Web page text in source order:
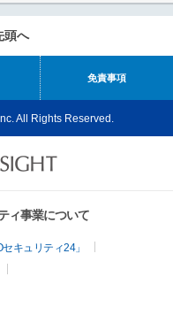
頭へ
免責事項
All Rights Reserved.
ィ事業について
キュリティ24」